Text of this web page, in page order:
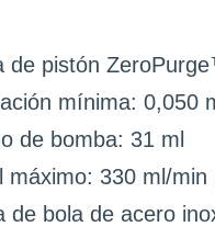
de pistón
mínima: 0,050
de bomba: 31 ml
máximo: 330 ml/min
de bola de acero